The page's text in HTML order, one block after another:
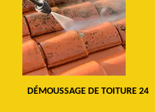
DÉMOUSSAGE DE TOITURE 24